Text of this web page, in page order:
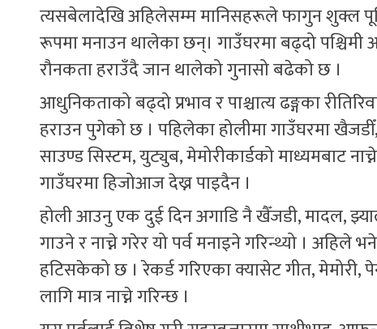
त्यसबेलादेखि अहिलेसम्म मानिसहरूले फागुन शुक्ल
रूपमा मनाउन थालेका छन्। गाउँघरमा बढ्दो पश्चिमी
रौनकता हराउँदै जान थालेको गुनासो बढेको छ ।
आधुनिकताको बढ्दो प्रभाव र पाश्चात्य ढङ्गका
हराउन पुगेको छ । पहिलेका होलीमा गाउँघरमा
साउण्ड सिस्टम, युट्युब, मेमोरीकार्डको माध्यमबाट
गाउँघरमा हिजोआज देख्न पाइदैन ।
होली आउनु एक दुई दिन अगाडि नै खैँजडी, मादल,
गाउने र नाच्ने गरेर यो पर्व मनाइने गरिन्थ्यो । अहिले
हटिसकेको छ । रेकर्ड गरिएका क्यासेट गीत, मेमोरी,
लागि मात्र नाच्ने गरिन्छ ।